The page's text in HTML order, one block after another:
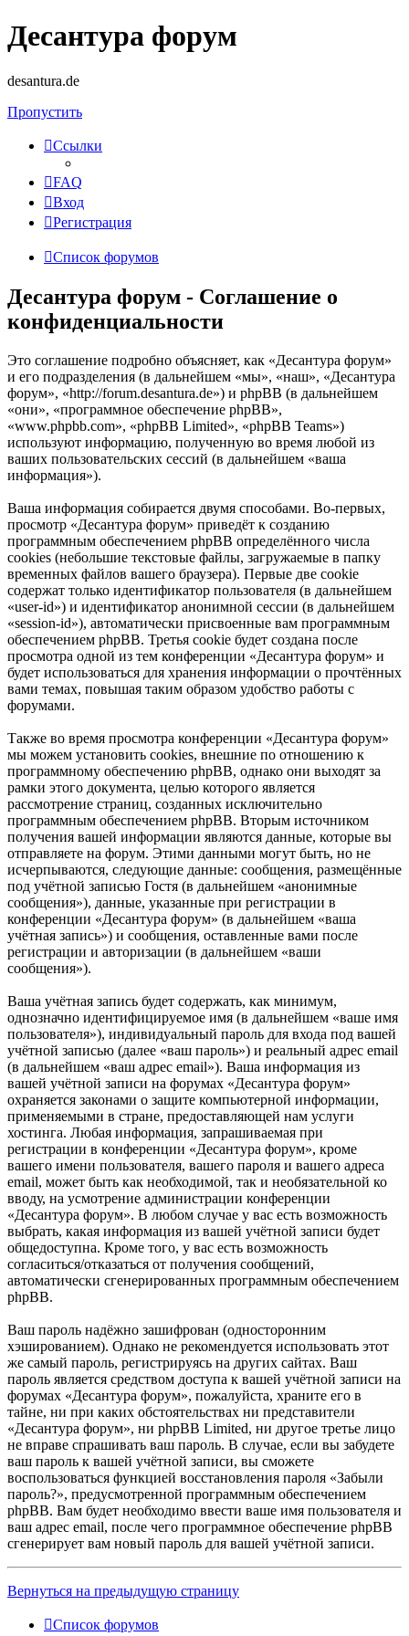
Десантура форум
desantura.de
Пропустить
Ссылки
FAQ
Вход
Регистрация
Список форумов
Десантура форум - Соглашение о
конфиденциальности
Это соглашение подробно объясняет, как «Десантура форум»
и его подразделения (в дальнейшем «мы», «наш», «Десантура
форум», «http://forum.desantura.de») и phpBB (в дальнейшем
«они», «программное обеспечение phpBB»,
«www.phpbb.com», «phpBB Limited», «phpBB Teams»)
используют информацию, полученную во время любой из
ваших пользовательских сессий (в дальнейшем «ваша
информация»).
Ваша информация собирается двумя способами. Во-первых,
просмотр «Десантура форум» приведёт к созданию
программным обеспечением phpBB определённого числа
cookies (небольшие текстовые файлы, загружаемые в папку
временных файлов вашего браузера). Первые две cookie
содержат только идентификатор пользователя (в дальнейшем
«user-id») и идентификатор анонимной сессии (в дальнейшем
«session-id»), автоматически присвоенные вам программным
обеспечением phpBB. Третья cookie будет создана после
просмотра одной из тем конференции «Десантура форум» и
будет использоваться для хранения информации о прочтённых
вами темах, повышая таким образом удобство работы с
форумами.
Также во время просмотра конференции «Десантура форум»
мы можем установить cookies, внешние по отношению к
программному обеспечению phpBB, однако они выходят за
рамки этого документа, целью которого является
рассмотрение страниц, созданных исключительно
программным обеспечением phpBB. Вторым источником
получения вашей информации являются данные, которые вы
отправляете на форум. Этими данными могут быть, но не
исчерпываются, следующие данные: сообщения, размещённые
под учётной записью Гостя (в дальнейшем «анонимные
сообщения»), данные, указанные при регистрации в
конференции «Десантура форум» (в дальнейшем «ваша
учётная запись») и сообщения, оставленные вами после
регистрации и авторизации (в дальнейшем «ваши
сообщения»).
Ваша учётная запись будет содержать, как минимум,
однозначно идентифицируемое имя (в дальнейшем «ваше имя
пользователя»), индивидуальный пароль для входа под вашей
учётной записью (далее «ваш пароль») и реальный адрес email
(в дальнейшем «ваш адрес email»). Ваша информация из
вашей учётной записи на форумах «Десантура форум»
охраняется законами о защите компьютерной информации,
применяемыми в стране, предоставляющей нам услуги
хостинга. Любая информация, запрашиваемая при
регистрации в конференции «Десантура форум», кроме
вашего имени пользователя, вашего пароля и вашего адреса
email, может быть как необходимой, так и необязательной ко
вводу, на усмотрение администрации конференции
«Десантура форум». В любом случае у вас есть возможность
выбрать, какая информация из вашей учётной записи будет
общедоступна. Кроме того, у вас есть возможность
согласиться/отказаться от получения сообщений,
автоматически сгенерированных программным обеспечением
phpBB.
Ваш пароль надёжно зашифрован (односторонним
хэшированием). Однако не рекомендуется использовать этот
же самый пароль, регистрируясь на других сайтах. Ваш
пароль является средством доступа к вашей учётной записи на
форумах «Десантура форум», пожалуйста, храните его в
тайне, ни при каких обстоятельствах ни представители
«Десантура форум», ни phpBB Limited, ни другое третье лицо
не вправе спрашивать ваш пароль. В случае, если вы забудете
ваш пароль к вашей учётной записи, вы сможете
воспользоваться функцией восстановления пароля «Забыли
пароль?», предусмотренной программным обеспечением
phpBB. Вам будет необходимо ввести ваше имя пользователя и
ваш адрес email, после чего программное обеспечение phpBB
сгенерирует вам новый пароль для вашей учётной записи.
Вернуться на предыдущую страницу
Список форумов